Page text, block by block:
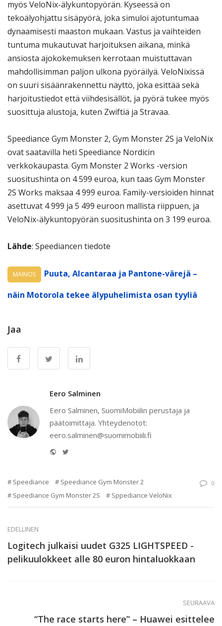
myös VeloNix-älykuntopyörän. Kyseessä on
tekoälyohjattu sisäpyörä, joka simuloi ajotuntumaa
dynaamisesti maaston mukaan. Vastus ja vaihteiden
tuntuma mukautuvat harjoituksen aikana, minkä
ansiosta ajokokemuksen kerrotaan muistuttavan
mahdollisimman paljon ulkona pyöräilyä. VeloNixissä
on suuri sisäänrakennettu näyttö, joka esittää sekä
harjoitustiedot että viihdesisällöt, ja pyörä tukee myös
suosittuja alustoja, kuten Zwiftiä ja Stravaa.
Speediance Gym Monster 2, Gym Monster 2S ja VeloNix
ovat saatavilla heti Speediance Nordicin
verkkokaupasta. Gym Monster 2 Works -version
suositushinta on 4 599 euroa, kun taas Gym Monster
2S Works maksaa 4 999 euroa. Family-versioiden hinnat
asettuvat 4 999 ja 5 499 euroon mallista riippuen, ja
VeloNix-älykuntopyörän suositushinta on 3 199 euroa.
Lähde: Speediancen tiedote
MAINOS
Puuta, Alcantaraa ja Pantone-värejä –
näin Motorola tekee älypuhelimista osan tyyliä
Jaa
Eero Salminen
Eero Salminen, SuomiMobiilin perustaja ja
päätoimittaja. Yhteydenotot:
eero.salminen@suomimobiili.fi
Website
Speediance
Speediance Gym Monster 2
Speediance Gym Monster 2S
Sppediance VeloNix
0
EDELLINEN
Logitech julkaisi uudet G325 LIGHTSPEED -
pelikuulokkeet alle 80 euron hintaluokkaan
SEURAAVA
“The race starts here” – Huawei esittelee